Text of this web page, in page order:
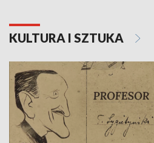
KULTURA I SZTUKA